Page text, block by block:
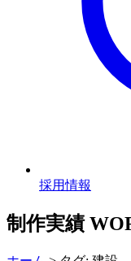
採用情報
制作実績